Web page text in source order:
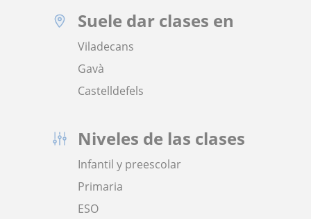
Suele dar clases en
Viladecans
Gavà
Castelldefels
Niveles de las clases
Infantil y preescolar
Primaria
ESO